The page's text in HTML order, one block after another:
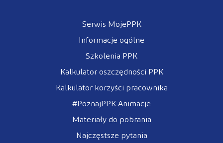
Serwis MojePPK
Informacje ogólne
Szkolenia PPK
Kalkulator oszczędności PPK
Kalkulator korzyści pracownika
#PoznajPPK Animacje
Materiały do pobrania
Najczęstsze pytania